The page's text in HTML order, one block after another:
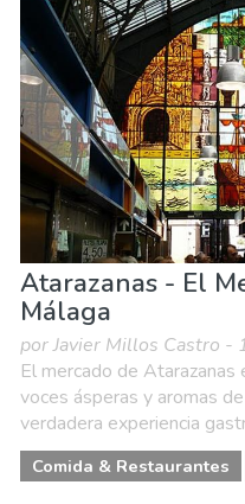
Atarazanas - El
Málaga
por Javier Millos Castro -
El mercado de Atarazanas
voces ásperas y aromas
verdadera experiencia
Comida & Restaurantes